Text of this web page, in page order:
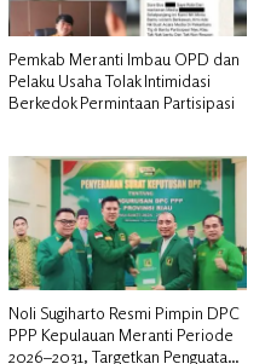
Pemkab Meranti Imbau OPD dan
Pelaku Usaha Tolak Intimidasi
Berkedok Permintaan Partisipasi
Noli Sugiharto Resmi Pimpin DPC
PPP Kepulauan Meranti Periode
2026–2031, Targetkan Penguatan